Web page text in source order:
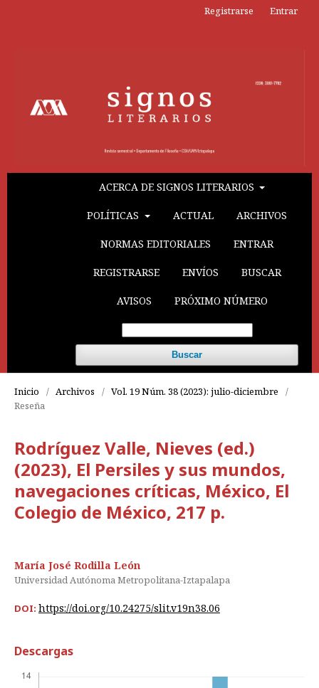
ACERCA DE SIGNOS LITERARIOS
POLÍTICAS ACTUAL ARCHIVOS
NORMAS EDITORIALES ENTRAR
REGISTRARSE ENVÍOS BUSCAR
AVISOS PRÓXIMO NÚMERO
Buscar
Registrarse Entrar
Inicio / Archivos / Vol. 19 Núm. 38 (2023): julio-diciembre
/
Reseña
Rodríguez Valle, Nieves (ed.)
(2023), El Persiles y sus mundos,
navegaciones críticas, México, El
Colegio de México, 217 p.
María José Rodilla León
Universidad Autónoma Metropolitana-Iztapalapa
DOI: https://doi.org/10.24275/slit.v19n38.06
Descargas